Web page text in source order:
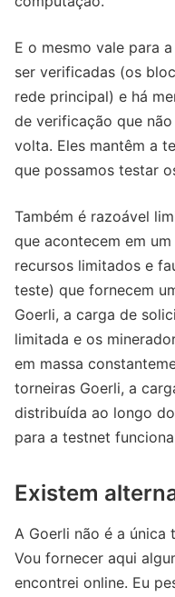
E o mesmo vale para
ser verificadas (os
rede principal) e há
de verificação que
volta. Eles mantêm a
que possamos testar
Também é razoável
que acontecem em
recursos limitados e
teste) que fornecem
Goerli, a carga de
limitada e os
em massa
torneiras Goerli, a
distribuída ao longo
para a testnet
Existem
A Goerli não é a única
Vou fornecer aqui
encontrei online. Eu